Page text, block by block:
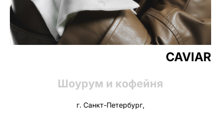
CAVIAR
Шоурум и кофейня
г. Санкт-Петербург,